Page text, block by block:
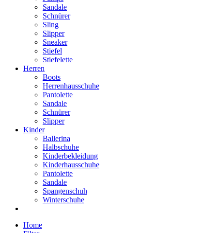
Sandale
Schnürer
Sling
Slipper
Sneaker
Stiefel
Stiefelette
Herren
Boots
Herrenhausschuhe
Pantolette
Sandale
Schnürer
Slipper
Kinder
Ballerina
Halbschuhe
Kinderbekleidung
Kinderhausschuhe
Pantolette
Sandale
Spangenschuh
Winterschuhe
Home